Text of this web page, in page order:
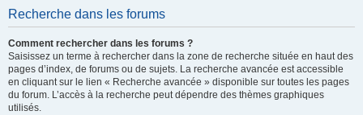
Recherche dans les forums
Comment rechercher dans les forums ?
Saisissez un terme à rechercher dans la zone de recherche située en haut des
pages d’index, de forums ou de sujets. La recherche avancée est accessible
en cliquant sur le lien « Recherche avancée » disponible sur toutes les pages
du forum. L’accès à la recherche peut dépendre des thèmes graphiques
utilisés.